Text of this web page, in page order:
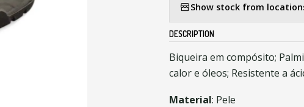
Show stock from
DESCRIPTION
Biqueira em compósito;
calor e óleos; Resistente a
Material: Pele